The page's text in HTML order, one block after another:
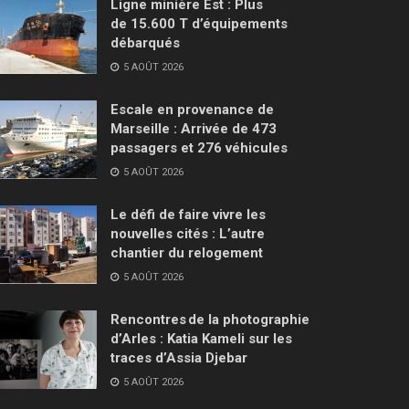
Ligne minière Est : Plus
de 15.600 T d’équipements
débarqués
5 AOÛT 2026
Escale en provenance de
Marseille : Arrivée de 473
passagers et 276 véhicules
5 AOÛT 2026
Le défi de faire vivre les
nouvelles cités : L’autre
chantier du relogement
5 AOÛT 2026
Rencontres de la photographie
d’Arles : Katia Kameli sur les
traces d’Assia Djebar
5 AOÛT 2026